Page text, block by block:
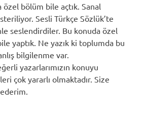
özel bölüm bile açtık. Sanal
Sesli Türkçe Sözlük’te
seslendirdiler. Bu konuda özel
yaptık. Ne yazık ki toplumda bu
bilgilenme var.
yazarlarımızın konuyu
çok yararlı olmaktadır. Size